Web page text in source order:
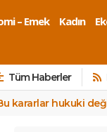
– Emek Kadın
Tüm Haberler
kararlar hukuki